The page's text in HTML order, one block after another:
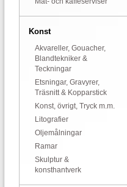
Konst
Akvareller, Gouacher,
Blandtekniker &
Teckningar
Etsningar, Gravyrer,
Träsnitt & Kopparstick
Konst, övrigt, Tryck m.m.
Litografier
Oljemålningar
Ramar
Skulptur &
konsthantverk